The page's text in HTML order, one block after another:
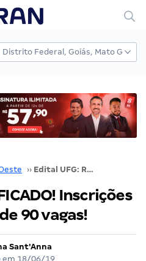
›› Edital UFG: RETIFICADO! Inscrições abertas! Oferta de 90 vagas!
Inscrições
90 vagas!
Sant'Anna
em 18/06/19